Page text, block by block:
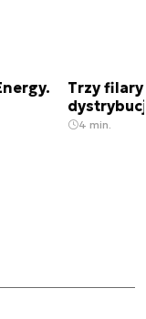
Trzy filary
4 min.